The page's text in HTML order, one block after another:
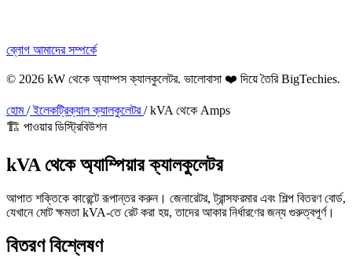
ব্লোগ আমাদের সম্পর্কে
© 2026 kW থেকে অ্যাম্পস ক্যালকুলেটর. ভালোবাসা ❤️ দিয়ে তৈরিBigTechies.
হোম/ইলেকট্রিক্যাল ক্যালকুলেটর/kVA থেকে Amps
🏗️ পাওয়ার ডিস্ট্রিবিউশন
kVA থেকেঅ্যাম্পিয়ারক্যালকুলেটর
আপাত শক্তিকে কারেন্টে রূপান্তর করুন। জেনারেটর, ট্রান্সফরমার এবং শিল্প বিতরণ বোর্ড,
যেখানে মোট ক্ষমতা kVA-তে রেট করা হয়, তাদের আকার নির্ধারণের জন্য গুরুত্বপূর্ণ।
বিতরণ বিশ্লেষণ